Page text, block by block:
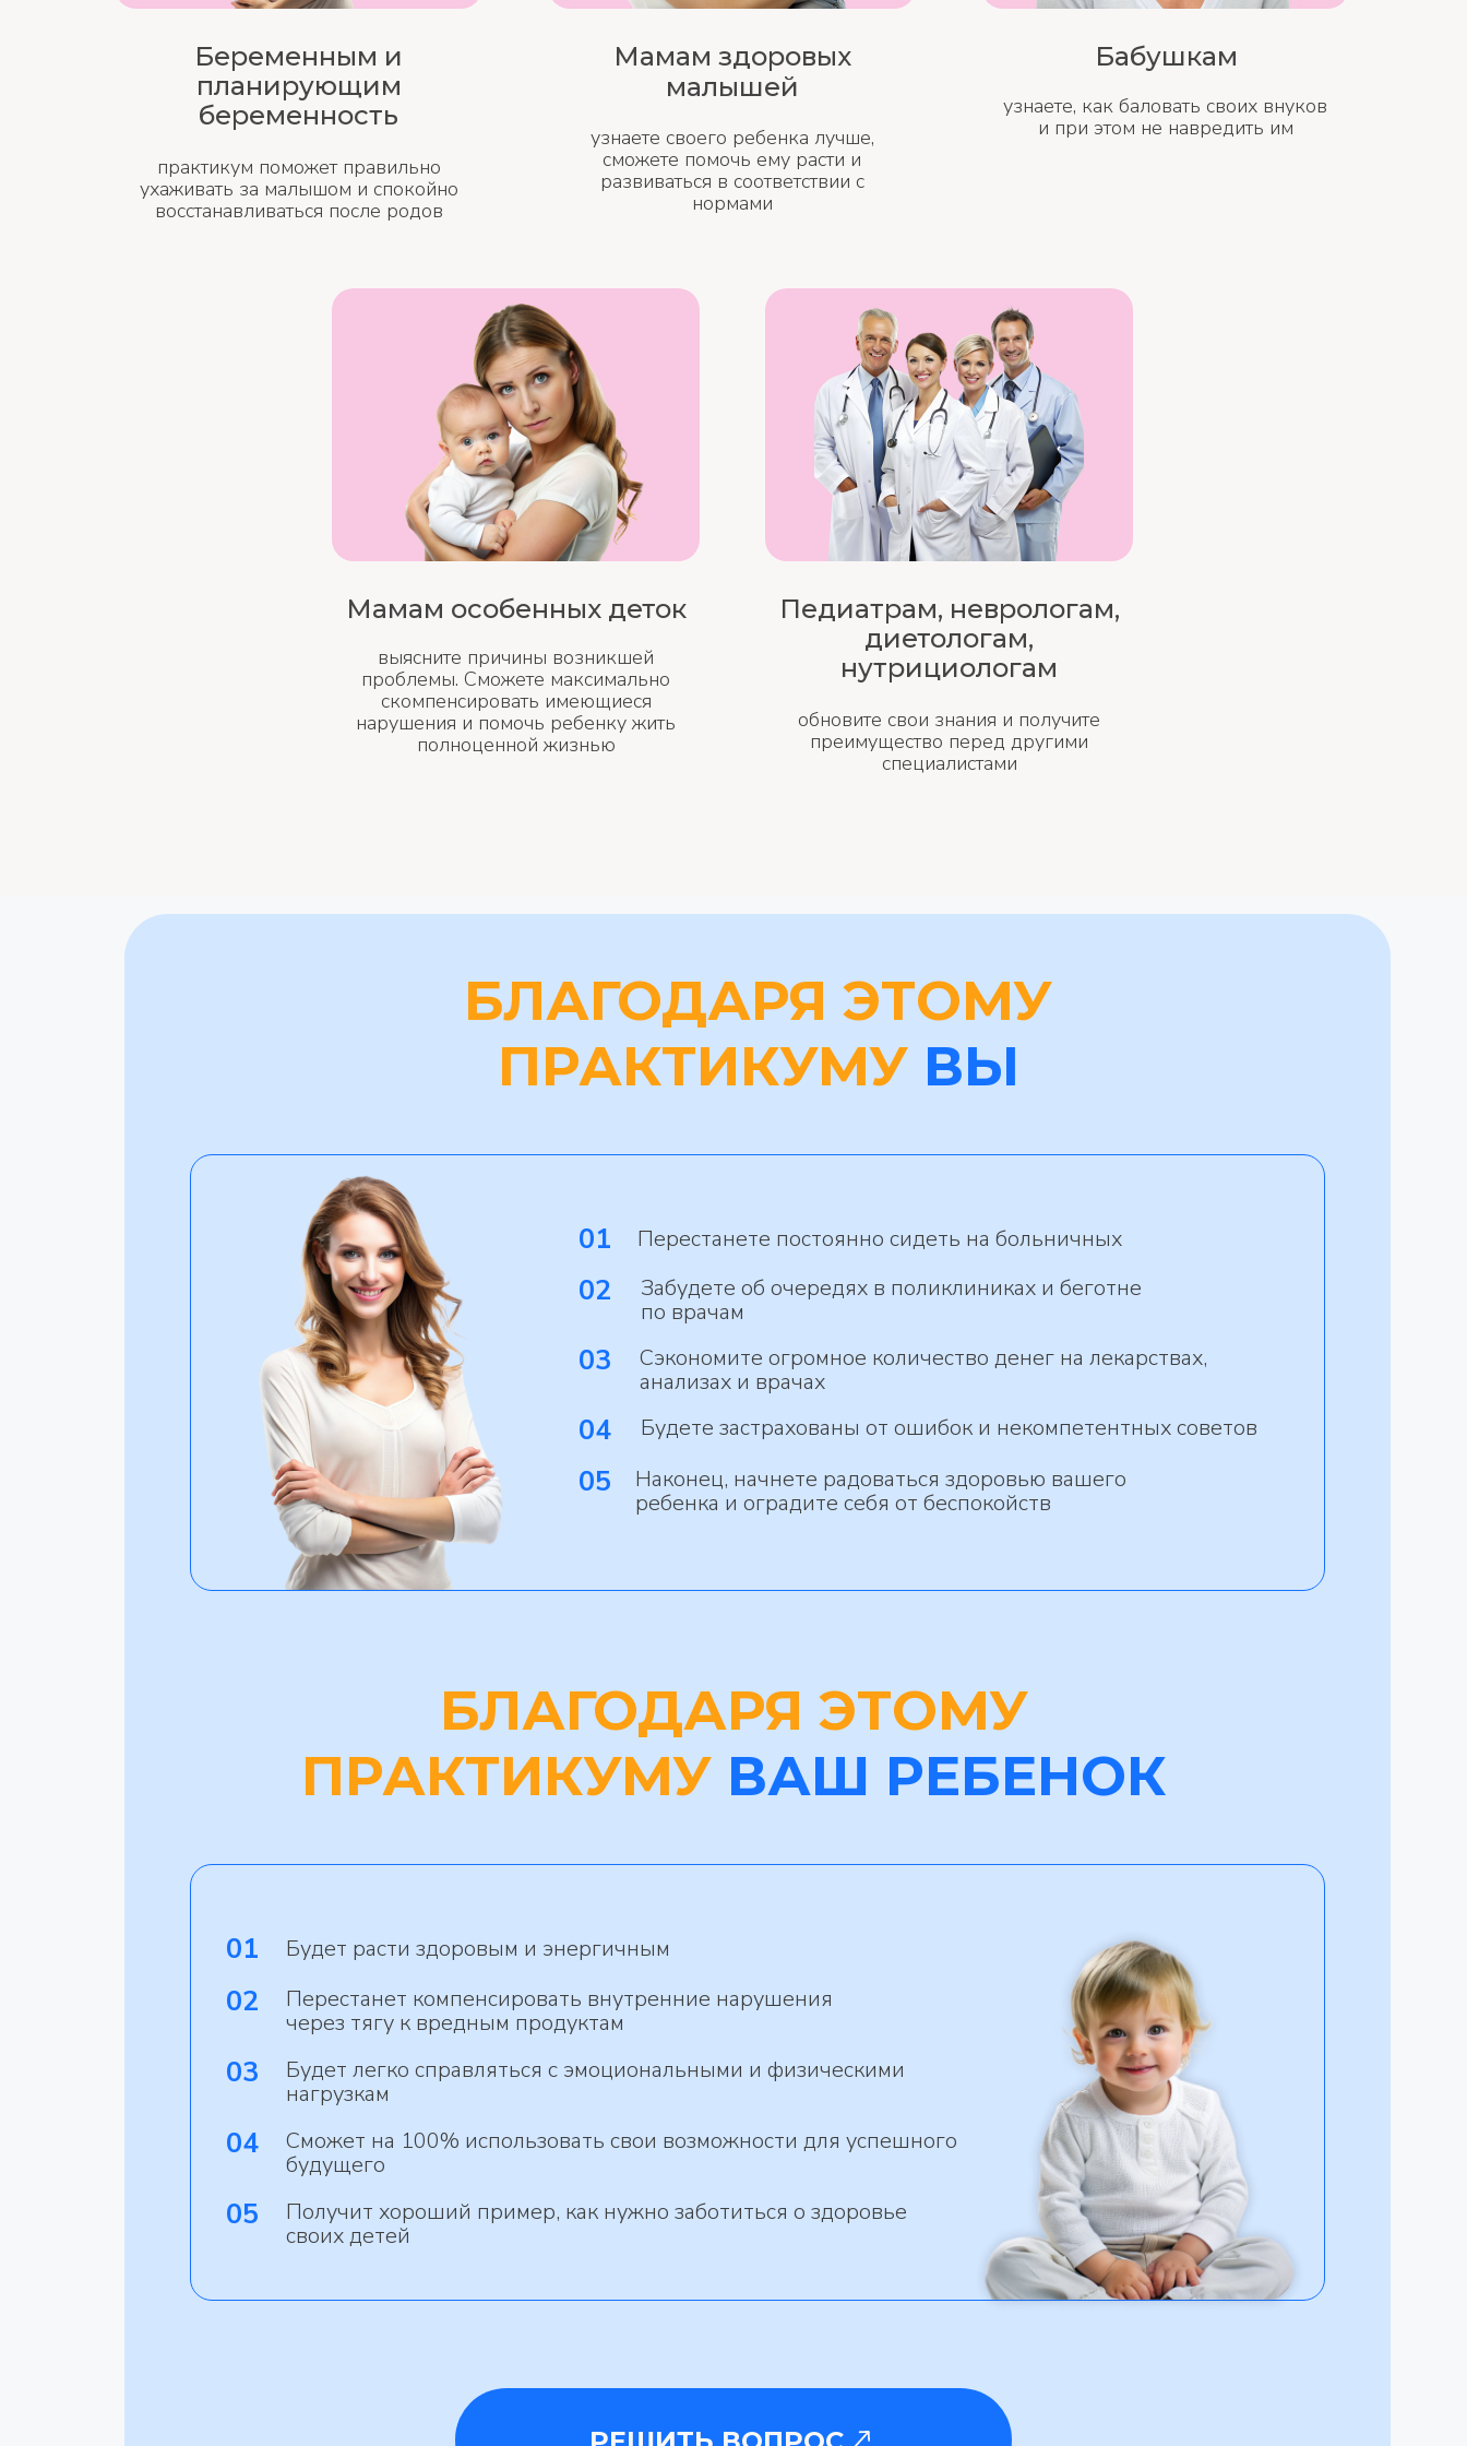
Беременным и
планирующим
беременность
практикум поможет правильно
ухаживать за малышом и спокойно
восстанавливаться после родов
Мамам здоровых
малышей
узнаете своего ребенка лучше,
сможете помочь ему расти и
развиваться в соответствии с
нормами
Бабушкам
узнаете, как баловать своих внуков
и при этом не навредить им
Мамам особенных деток
выясните причины возникшей
проблемы. Сможете максимально
скомпенсировать имеющиеся
нарушения и помочь ребенку жить
полноценной жизнью
Педиатрам, неврологам,
диетологам,
нутрициологам
обновите свои знания и получите
преимущество перед другими
специалистами
БЛАГОДАРЯ ЭТОМУ
ПРАКТИКУМУ ВЫ
01 Перестанете постоянно сидеть на больничных
БЛАГОДАРЯ ЭТОМУ
ПРАКТИКУМУ ВАШ РЕБЕНОК
01 Будет расти здоровым и энергичным
02
Забудете об очередях в поликлиниках и беготне
по врачам
02
Перестанет компенсировать внутренние нарушения
через тягу к вредным продуктам
03
Сэкономите огромное количество денег на лекарствах,
анализах и врачах
03
Будет легко справляться с эмоциональными и физическими
нагрузкам
04 Будете застрахованы от ошибок и некомпетентных советов
04
Сможет на 100% использовать свои возможности для успешного
будущего
05
Наконец, начнете радоваться здоровью вашего
ребенка и оградите себя от беспокойств
05
Получит хороший пример, как нужно заботиться о здоровье
своих детей